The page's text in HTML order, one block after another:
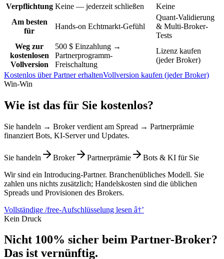
Verpflichtung Keine — jederzeit schließen
Keine
Am besten
für
Hands-on Echtmarkt-Gefühl
Quant-Validierung
& Multi-Broker-
Tests
Weg zur
kostenlosen
Vollversion
500 $ Einzahlung →
Partnerprogramm-
Freischaltung
Lizenz kaufen
(jeder Broker)
Kostenlos über Partner erhaltenVollversion kaufen (jeder Broker)
Win-Win
Wie ist das für Sie kostenlos?
Sie handeln → Broker verdient am Spread → Partnerprämie
finanziert Bots, KI-Server und Updates.
Sie handeln Broker Partnerprämie
Bots & KI für Sie
Wir sind ein Introducing-Partner. Branchenübliches Modell. Sie
zahlen uns nichts zusätzlich; Handelskosten sind die üblichen
Spreads und Provisionen des Brokers.
Vollständige /free-Aufschlüsselung lesen â†’
Kein Druck
Nicht 100% sicher beim Partner-Broker?
Das ist vernünftig.